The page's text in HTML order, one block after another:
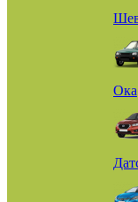
Ока